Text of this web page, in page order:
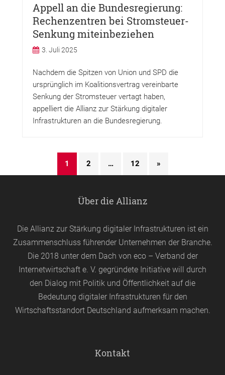
Appell an die Bundesregierung:
Rechenzentren bei Stromsteuer-
Senkung miteinbeziehen
3. Juli 2025
Nachdem die Spitzen von Union und SPD die
ursprünglich im Koalitionsvertrag vereinbarte
Senkung der Stromsteuer vertagt haben,
appelliert die Allianz zur Stärkung digitaler
Infrastrukturen an die Bundesregierung.
1 2 … 12 »
Über die Allianz
Die Allianz zur Stärkung digitaler Infrastrukturen ist ein
Zusammenschluss führender Unternehmen der Branche.
Die 2018 unter dem Dach von eco– Verband der
Internetwirtschaft e. V. gegründete Initiative will durch
den Dialog mit Politik und Öffentlichkeit auf die
Bedeutung digitaler Infrastrukturen für den
Wirtschaftsstandort Deutschland aufmerksam machen.
Kontakt